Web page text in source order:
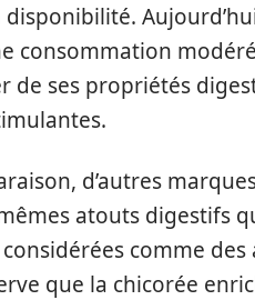
consommation
de ses propriétés
d’autres
atouts digestifs
comme
que la chicorée